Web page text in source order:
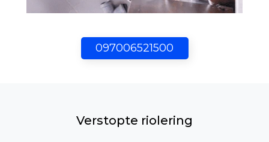
097006521500
Verstopte riolering